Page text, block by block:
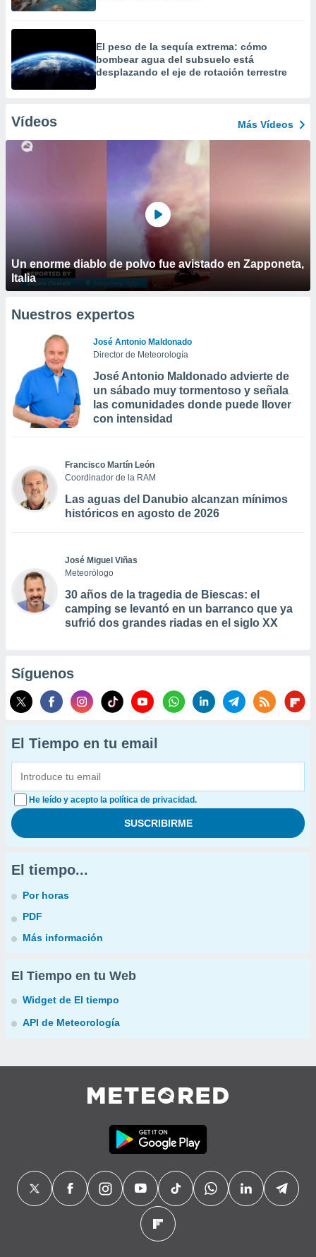
El peso de la sequía extrema: cómo
bombear agua del subsuelo está
desplazando el eje de rotación terrestre
Vídeos Más Vídeos
Un enorme diablo de polvo fue avistado en Zapponeta,
Italia
Nuestros expertos
José Antonio Maldonado
Director de Meteorología
José Antonio Maldonado advierte de
un sábado muy tormentoso y señala
las comunidades donde puede llover
con intensidad
Francisco Martín León
Coordinador de la RAM
Las aguas del Danubio alcanzan mínimos
históricos en agosto de 2026
José Miguel Viñas
Meteorólogo
30 años de la tragedia de Biescas: el
camping se levantó en un barranco que ya
sufrió dos grandes riadas en el siglo XX
Síguenos
El Tiempo en tu email
He leído y acepto la política de privacidad.
El tiempo...
Por horas
PDF
Más información
El Tiempo en tu Web
Widget de El tiempo
API de Meteorología